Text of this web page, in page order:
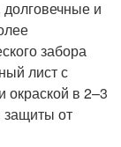
и
забора
лист с
в 2–3
защиты от